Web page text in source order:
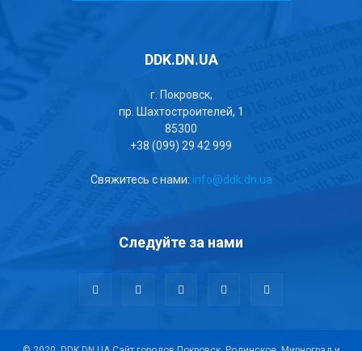
DDK.DN.UA
г. Покровск,
пр. Шахтостроителей, 1
85300
+38 (099) 29 42 999
Свяжитесь с нами: info@ddk.dn.ua
Следуйте за нами